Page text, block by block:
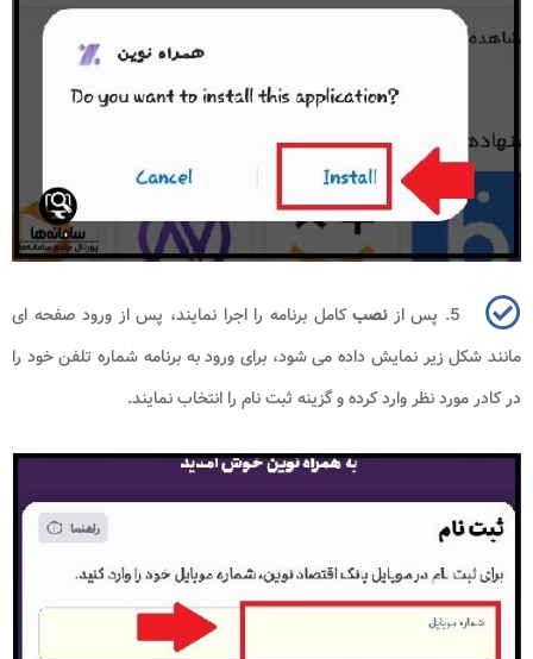
5. پس از نصبکامل برنامه را اجرا نمایند، پس از ورود صفحه ای
مانند شکل زیر نمایش داده می شود، برای ورود به برنامه شماره تلفن خود را
در کادر مورد نظر وارد کرده و گزینه ثبت نام را انتخاب نمایند.